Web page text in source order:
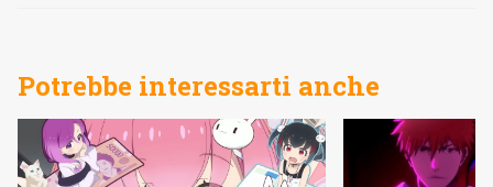
Potrebbe interessarti anche